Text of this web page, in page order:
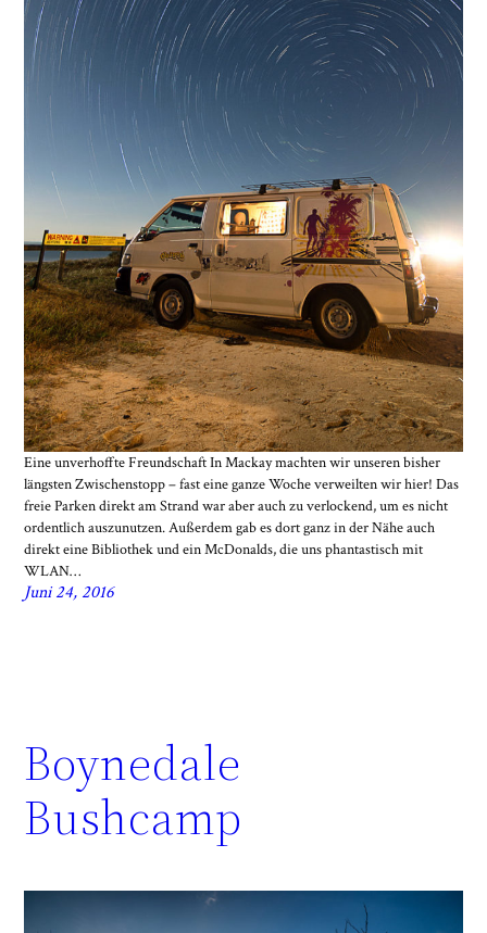
Eine unverhoffte Freundschaft In Mackay machten wir unseren bisher
längsten Zwischenstopp – fast eine ganze Woche verweilten wir hier! Das
freie Parken direkt am Strand war aber auch zu verlockend, um es nicht
ordentlich auszunutzen. Außerdem gab es dort ganz in der Nähe auch
direkt eine Bibliothek und ein McDonalds, die uns phantastisch mit
WLAN…
Juni 24, 2016
Boynedale
Bushcamp